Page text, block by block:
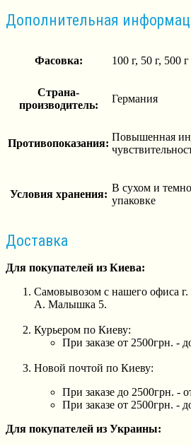
Дополнительная
Фасовка: 100 г, 50 г, 500 г
Страна-
производитель:
Германия
Противопоказания:
Повышенная
Условия хранения:
В сухом и
упаковке
Доставка
Для покупателей из Киева:
Самовывозом с нашего офиса
А. Малышка 5.
Курьером по Киеву:
При заказе от 2500грн. -
Новой почтой по Киеву:
При заказе до 2500грн. -
При заказе от 2500грн.
Для покупателей из Украины: